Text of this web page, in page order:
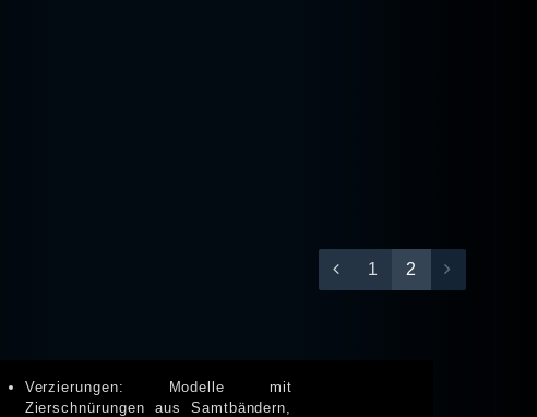
1 2
Verzierungen: Modelle mit
Zierschnürungen aus Samtbändern,